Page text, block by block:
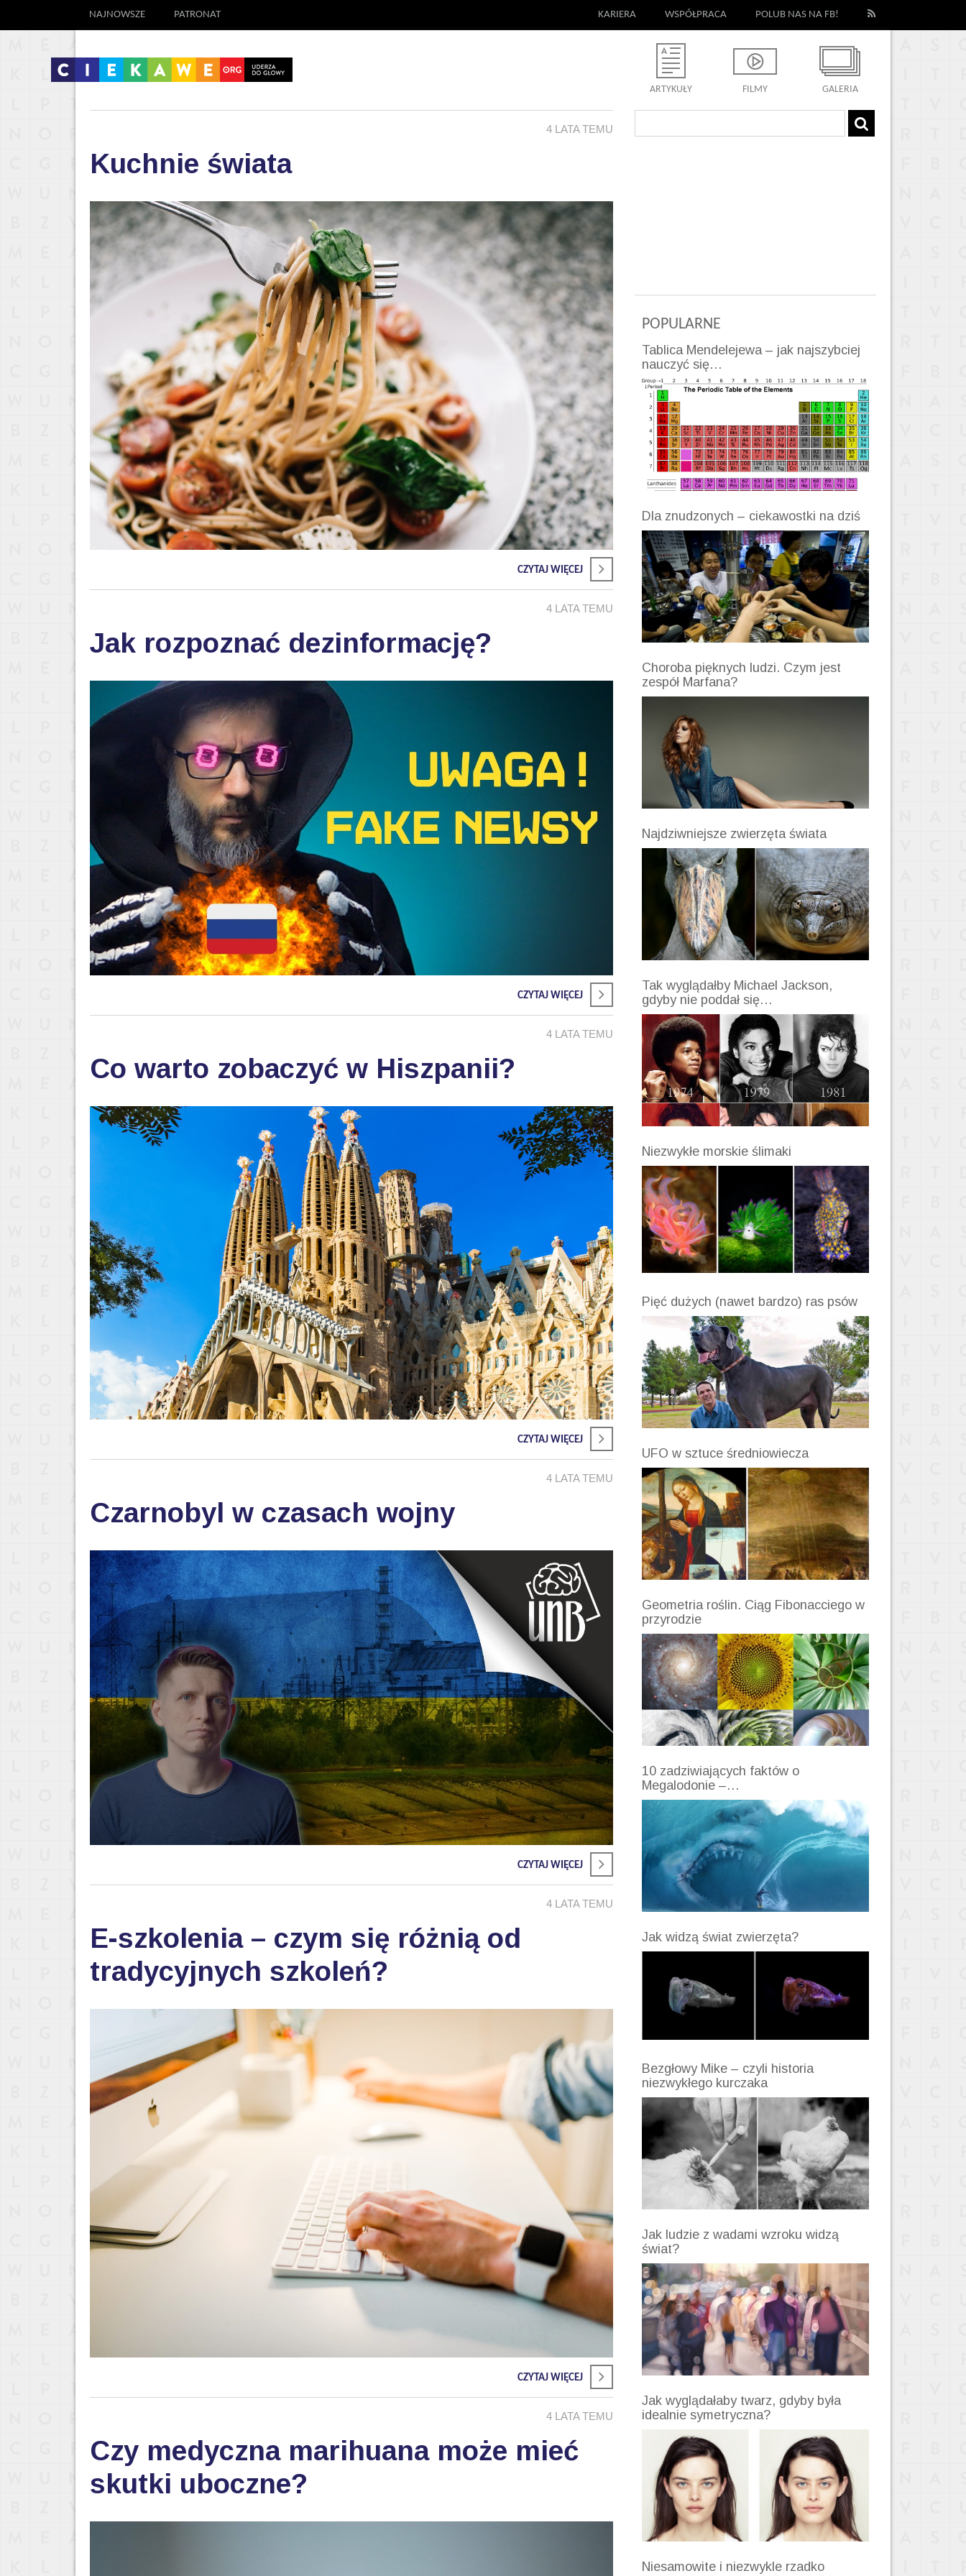
NAJNOWSZE PATRONAT KARIERA WSPÓŁPRACA POLUB NAS NA FB!
ARTYKUŁY FILMY GALERIA
4 LATA TEMU
Kuchnie świata
CZYTAJ WIĘCEJ
4 LATA TEMU
Jak rozpoznać dezinformację?
CZYTAJ WIĘCEJ
4 LATA TEMU
Co warto zobaczyć w Hiszpanii?
CZYTAJ WIĘCEJ
4 LATA TEMU
Czarnobyl w czasach wojny
CZYTAJ WIĘCEJ
4 LATA TEMU
E-szkolenia – czym się różnią od
tradycyjnych szkoleń?
CZYTAJ WIĘCEJ
4 LATA TEMU
Czy medyczna marihuana może mieć
skutki uboczne?
POPULARNE
Tablica Mendelejewa – jak najszybciej
nauczyć się…
Dla znudzonych – ciekawostki na dziś
Choroba pięknych ludzi. Czym jest
zespół Marfana?
Najdziwniejsze zwierzęta świata
Tak wyglądałby Michael Jackson,
gdyby nie poddał się…
Niezwykłe morskie ślimaki
Pięć dużych (nawet bardzo) ras psów
UFO w sztuce średniowiecza
Geometria roślin. Ciąg Fibonacciego w
przyrodzie
10 zadziwiających faktów o
Megalodonie –…
Jak widzą świat zwierzęta?
Bezgłowy Mike – czyli historia
niezwykłego kurczaka
Jak ludzie z wadami wzroku widzą
świat?
Jak wyglądałaby twarz, gdyby była
idealnie symetryczna?
Niesamowite i niezwykle rzadko